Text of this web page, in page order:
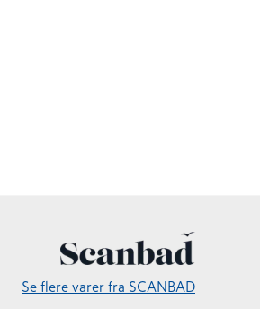
Se flere varer fra SCANBAD